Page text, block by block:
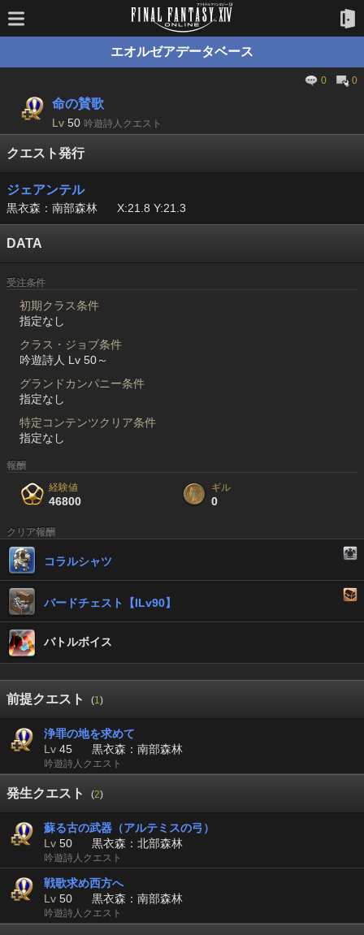
エオルゼアデータベース
0 0
命の賛歌
Lv 50 吟遊詩人クエスト
クエスト発行
ジェアンテル
黒衣森：南部森林 X:21.8 Y:21.3
DATA
受注条件
初期クラス条件
指定なし
クラス・ジョブ条件
吟遊詩人 Lv 50～
グランドカンパニー条件
指定なし
特定コンテンツクリア条件
指定なし
報酬
経験値
46800
ギル
0
クリア報酬
コラルシャツ
バードチェスト【ILv90】
バトルボイス
前提クエスト (1)
浄罪の地を求めて
Lv 45 黒衣森：南部森林
吟遊詩人クエスト
発生クエスト (2)
蘇る古の武器（アルテミスの弓）
Lv 50 黒衣森：北部森林
吟遊詩人クエスト
戦歌求め西方へ
Lv 50 黒衣森：南部森林
吟遊詩人クエスト